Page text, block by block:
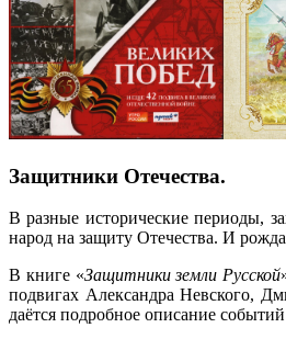
Защитники Отечества.
В разные исторические периоды,
народ на защиту Отечества. И
В книге «Защитники земли Русской
подвигах Александра Невского,
даётся подробное описание